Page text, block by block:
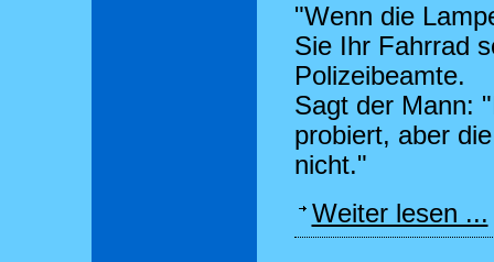
"Wenn die
Sie Ihr Fahrrad
Polizeibeamte.
Sagt der Mann:
probiert, aber
nicht."
Weiter lesen ...